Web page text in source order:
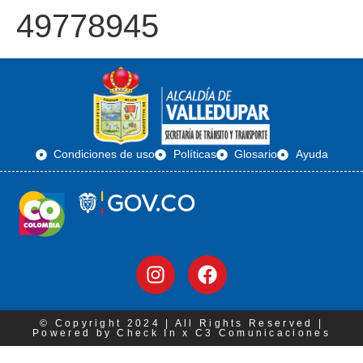
49778945
Condiciones de uso Políticas Glosario Ayuda
© Copyright 2024 | All Rights Reserved |
Powered by Check In x C3 Comunicaciones